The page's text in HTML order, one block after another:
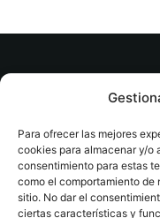
Para ofrecer las mejores
cookies para almacenar y/o
consentimiento para estas
como el comportamiento
sitio. No dar el
ciertas características y
©